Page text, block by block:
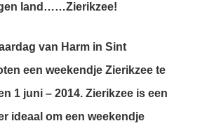
land……Zierikzee!
van Harm in Sint
een weekendje Zierikzee te
1 juni – 2014. Zierikzee is een
ideaal om een weekendje